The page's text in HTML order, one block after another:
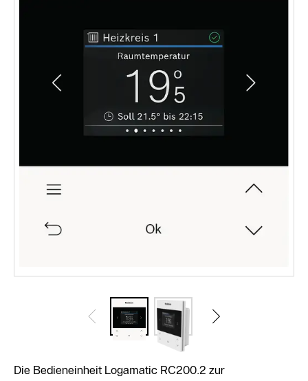
Die Bedieneinheit Logamatic RC200.2 zur